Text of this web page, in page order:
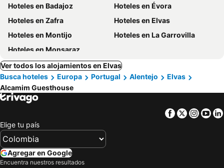
Hoteles en Badajoz
Hoteles en Évora
Hoteles en Zafra
Hoteles en Elvas
Hoteles en Montijo
Hoteles en La Garrovilla
Hoteles en Monsaraz
Ver todos los alojamientos en Elvas
Busca hoteles
Europa Portugal Alentejo
Elvas
Alcamim Guesthouse
Facebook
Twitter
Elige tu país
Agregar en Google
Encuentra nuestros resultados